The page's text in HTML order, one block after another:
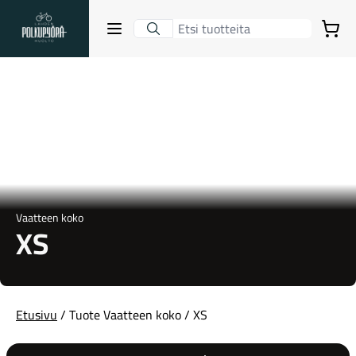
Lahden Polkupyörähuolto - etusivulle
Avaa sulje valikko
Gravel-pyörät
Ostoskori
Vaatteen koko
XS
Etusivu/ Tuote Vaatteen koko / XS